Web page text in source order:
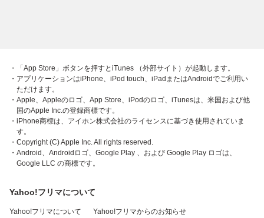
・「App Store」ボタンを押すとiTunes （外部サイト）が起動します。
・アプリケーションはiPhone、iPod touch、iPadまたはAndroidでご利用い
ただけます。
・Apple、Appleのロゴ、App Store、iPodのロゴ、iTunesは、米国および他
国のApple Inc.の登録商標です。
・iPhone商標は、アイホン株式会社のライセンスに基づき使用されていま
す。
・Copyright (C) Apple Inc. All rights reserved.
・Android、Androidロゴ、Google Play 、および Google Play ロゴは、
Google LLC の商標です。
Yahoo!フリマについて
Yahoo!フリマについて Yahoo!フリマからのお知らせ